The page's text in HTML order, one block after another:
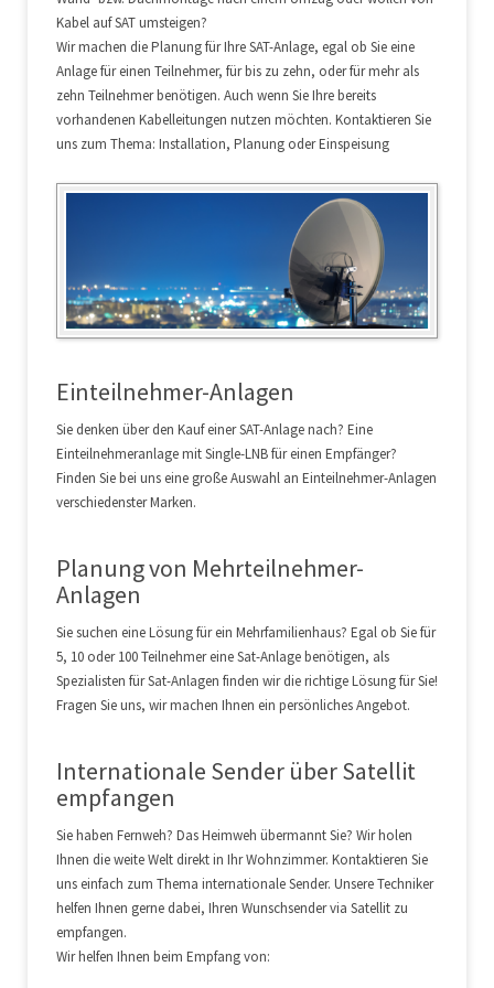
Kabel auf SAT umsteigen?
Wir machen die Planung für Ihre SAT-Anlage, egal ob Sie eine
Anlage für einen Teilnehmer, für bis zu zehn, oder für mehr als
zehn Teilnehmer benötigen. Auch wenn Sie Ihre bereits
vorhandenen Kabelleitungen nutzen möchten. Kontaktieren Sie
uns zum Thema: Installation, Planung oder Einspeisung
Einteilnehmer-Anlagen
Sie denken über den Kauf einer SAT-Anlage nach? Eine
Einteilnehmeranlage mit Single-LNB für einen Empfänger?
Finden Sie bei uns eine große Auswahl an Einteilnehmer-Anlagen
verschiedenster Marken.
Planung von Mehrteilnehmer-
Anlagen
Sie suchen eine Lösung für ein Mehrfamilienhaus? Egal ob Sie für
5, 10 oder 100 Teilnehmer eine Sat-Anlage benötigen, als
Spezialisten für Sat-Anlagen finden wir die richtige Lösung für Sie!
Fragen Sie uns, wir machen Ihnen ein persönliches Angebot.
Internationale Sender über Satellit
empfangen
Sie haben Fernweh? Das Heimweh übermannt Sie? Wir holen
Ihnen die weite Welt direkt in Ihr Wohnzimmer. Kontaktieren Sie
uns einfach zum Thema internationale Sender. Unsere Techniker
helfen Ihnen gerne dabei, Ihren Wunschsender via Satellit zu
empfangen.
Wir helfen Ihnen beim Empfang von: